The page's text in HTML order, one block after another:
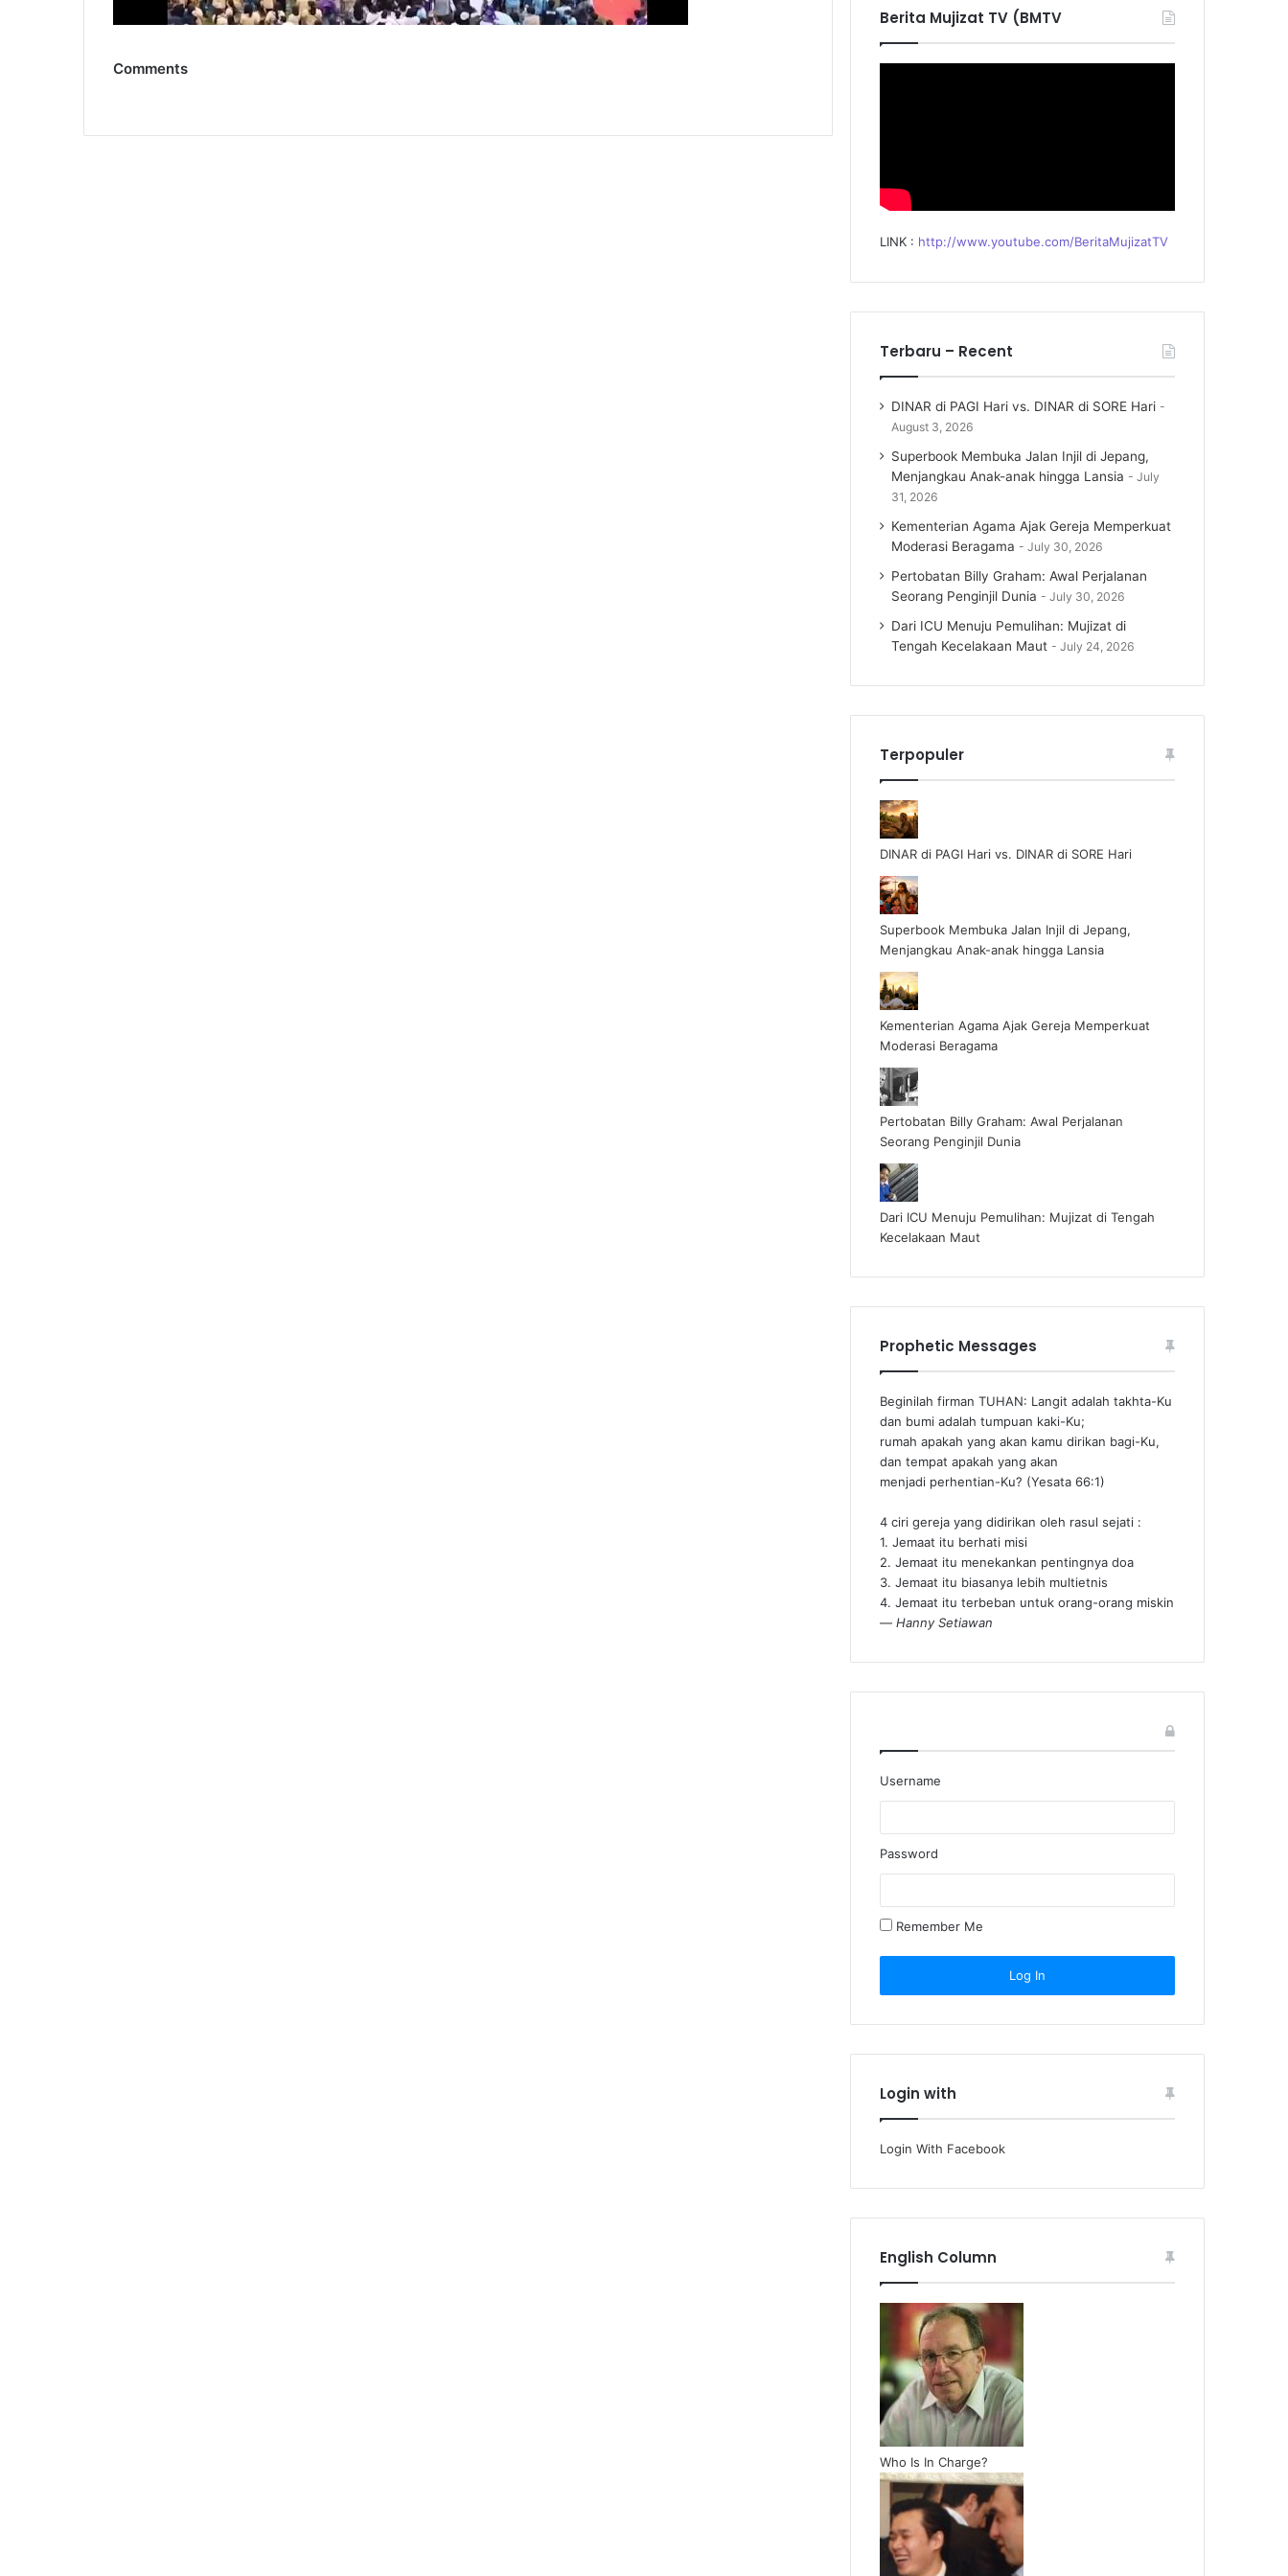
Comments
Berita Mujizat TV (BMTV
LINK : http://www.youtube.com/BeritaMujizatTV
Terbaru – Recent
DINAR di PAGI Hari vs. DINAR di SORE Hari
August 3, 2026
Superbook Membuka Jalan Injil di Jepang,
Menjangkau Anak-anak hingga Lansia
July
31, 2026
Kementerian Agama Ajak Gereja Memperkuat
Moderasi Beragama
July 30, 2026
Pertobatan Billy Graham: Awal Perjalanan
Seorang Penginjil Dunia
July 30, 2026
Dari ICU Menuju Pemulihan: Mujizat di
Tengah Kecelakaan Maut
July 24, 2026
Terpopuler
DINAR di PAGI Hari vs. DINAR di SORE Hari
Superbook Membuka Jalan Injil di Jepang,
Menjangkau Anak-anak hingga Lansia
Kementerian Agama Ajak Gereja Memperkuat
Moderasi Beragama
Pertobatan Billy Graham: Awal Perjalanan
Seorang Penginjil Dunia
Dari ICU Menuju Pemulihan: Mujizat di Tengah
Kecelakaan Maut
Prophetic Messages
Beginilah firman TUHAN: Langit adalah takhta-Ku
dan bumi adalah tumpuan kaki-Ku;
rumah apakah yang akan kamu dirikan bagi-Ku,
dan tempat apakah yang akan
menjadi perhentian-Ku? (Yesata 66:1) ‪
4 ciri gereja yang didirikan oleh rasul sejati :
1. Jemaat itu berhati misi
2. Jemaat itu menekankan pentingnya doa
3. Jemaat itu biasanya lebih multietnis
4. Jemaat itu terbeban untuk orang-orang miskin
—Hanny Setiawan
Username
Password
Remember Me
Login with
Login With Facebook
English Column
Who Is In Charge?